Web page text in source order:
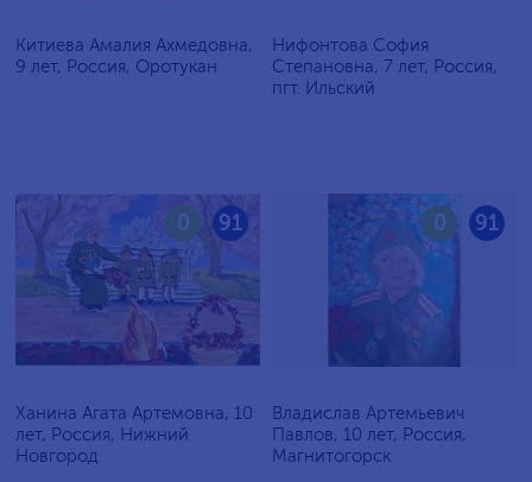
Китиева Амалия Ахмедовна,
9 лет, Россия, Оротукан
Нифонтова София
Степановна, 7 лет, Россия,
пгт. Ильский
91
0
Ханина Агата Артемовна, 10
лет, Россия, Нижний
Новгород
91
0
Владислав Артемьевич
Павлов, 10 лет, Россия,
Магнитогорск